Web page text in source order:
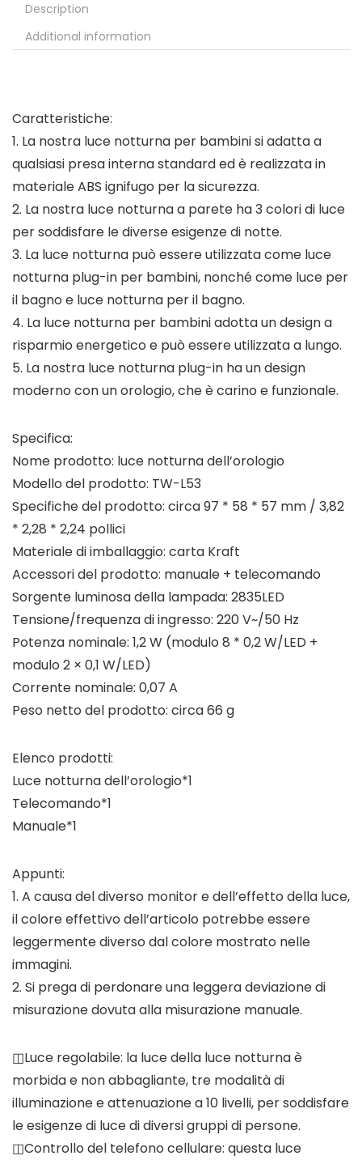
Description
Additional information
Caratteristiche:
1. La nostra luce notturna per bambini si adatta a
qualsiasi presa interna standard ed è realizzata in
materiale ABS ignifugo per la sicurezza.
2. La nostra luce notturna a parete ha 3 colori di luce
per soddisfare le diverse esigenze di notte.
3. La luce notturna può essere utilizzata come luce
notturna plug-in per bambini, nonché come luce per
il bagno e luce notturna per il bagno.
4. La luce notturna per bambini adotta un design a
risparmio energetico e può essere utilizzata a lungo.
5. La nostra luce notturna plug-in ha un design
moderno con un orologio, che è carino e funzionale.
Specifica:
Nome prodotto: luce notturna dell’orologio
Modello del prodotto: TW-L53
Specifiche del prodotto: circa 97 * 58 * 57 mm / 3,82
* 2,28 * 2,24 pollici
Materiale di imballaggio: carta Kraft
Accessori del prodotto: manuale + telecomando
Sorgente luminosa della lampada: 2835LED
Tensione/frequenza di ingresso: 220 V~/50 Hz
Potenza nominale: 1,2 W (modulo 8 * 0,2 W/LED +
modulo 2 × 0,1 W/LED)
Corrente nominale: 0,07 A
Peso netto del prodotto: circa 66 g
Elenco prodotti:
Luce notturna dell’orologio*1
Telecomando*1
Manuale*1
Appunti:
1. A causa del diverso monitor e dell’effetto della luce,
il colore effettivo dell’articolo potrebbe essere
leggermente diverso dal colore mostrato nelle
immagini.
2. Si prega di perdonare una leggera deviazione di
misurazione dovuta alla misurazione manuale.
◫Luce regolabile: la luce della luce notturna è
morbida e non abbagliante, tre modalità di
illuminazione e attenuazione a 10 livelli, per soddisfare
le esigenze di luce di diversi gruppi di persone.
◫Controllo del telefono cellulare: questa luce